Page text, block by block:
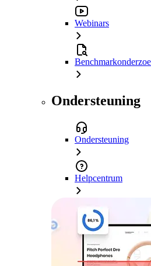
Webinars
Ondersteuning
Ondersteuning
Helpcentrum